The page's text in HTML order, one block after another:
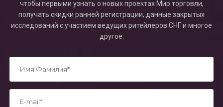
чтобы первыми узнать о новых проектах Мир торговли,
получать скидки ранней регистрации, данные закрытых
исследований с участием ведущих ритейлеров СНГ и многое
другое.